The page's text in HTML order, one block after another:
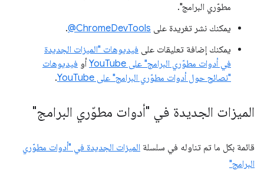
مطوّري البرامج".
يمكنك نشر تغريدة على ‎@ChromeDevTools
.
يمكنك إضافة تعليقات على فيديوهات "الميزات الجديدة
في أدوات مطوّري البرامج" على YouTube
أو فيديوهات
"نصائح حول أدوات مطوّري البرامج" على YouTube
.
الميزات الجديدة في "أدوات مطوّري البرامج"
قائمة بكل ما تم تناوله في سلسلة الميزات الجديدة في "أدوات مطوّري
البرامج"